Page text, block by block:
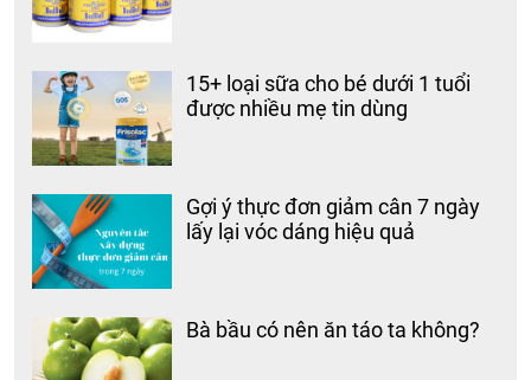
15+ loại sữa cho bé dưới 1 tuổi
được nhiều mẹ tin dùng
Gợi ý thực đơn giảm cân 7 ngày
lấy lại vóc dáng hiệu quả
Bà bầu có nên ăn táo ta không?